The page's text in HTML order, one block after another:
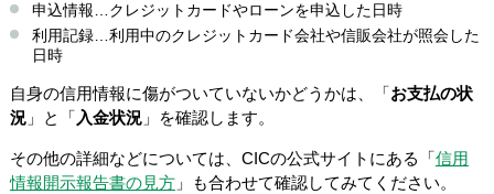
申込情報…クレジットカードやローンを申込した日時
利用記録…利用中のクレジットカード会社や信販会社が照会した
日時
自身の信用情報に傷がついていないかどうかは、「お支払の状
況」と「 入金状況」を確認します。
その他の詳細などについては、CICの公式サイトにある「信用
情報開示報告書の見方」も合わせて確認してみてください。